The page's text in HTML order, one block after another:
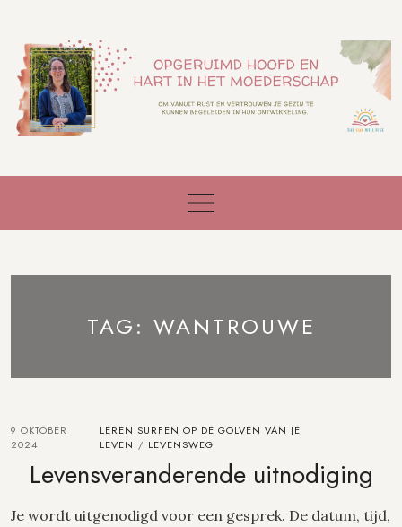
content
TAG: WANTROUWE
9 OKTOBER
2024
LEREN SURFEN OP DE GOLVEN VAN JE
LEVEN / LEVENSWEG
Levensveranderende uitnodiging
Je wordt uitgenodigd voor een gesprek. De datum, tijd,